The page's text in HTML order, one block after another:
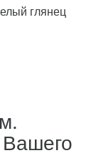
глянец